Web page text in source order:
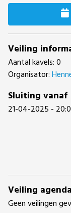
Veiling
Aantal kavels: 0
Organisator:
Sluiting vanaf
21-04-2025 -
Veiling agenda
Geen veilingen